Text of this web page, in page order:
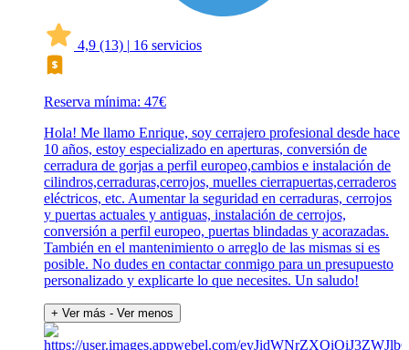
4,9 (13) | 16 servicios
Reserva mínima: 47€
Hola! Me llamo Enrique, soy cerrajero profesional desde hace
10 años, estoy especializado en aperturas, conversión de
cerradura de gorjas a perfil europeo,cambios e instalación de
cilindros,cerraduras,cerrojos, muelles cierrapuertas,cerraderos
eléctricos, etc. Aumentar la seguridad en cerraduras, cerrojos
y puertas actuales y antiguas, instalación de cerrojos,
conversión a perfil europeo, puertas blindadas y acorazadas.
También en el mantenimiento o arreglo de las mismas si es
posible. No dudes en contactar conmigo para un presupuesto
personalizado y explicarte lo que necesites. Un saludo!
+ Ver más - Ver menos